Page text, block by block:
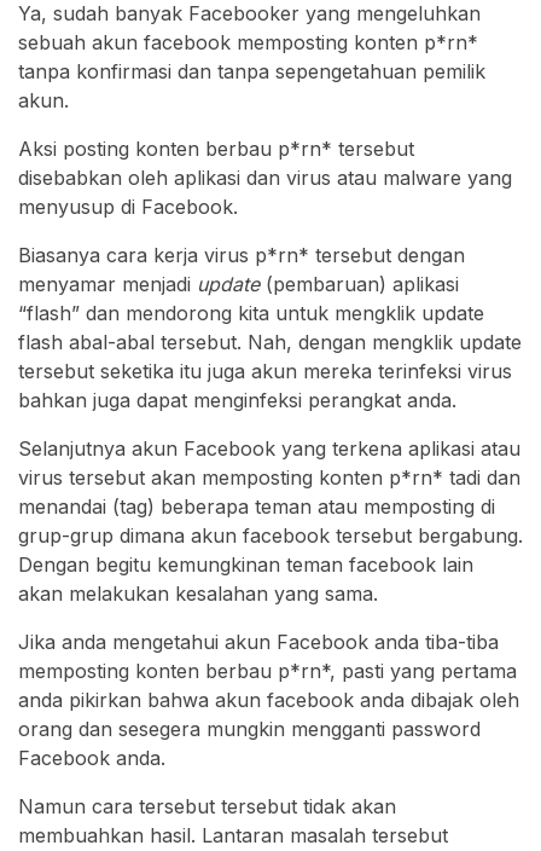
Ya, sudah banyak Facebooker yang mengeluhkan
sebuah akun facebook memposting konten p*rn*
tanpa konfirmasi dan tanpa sepengetahuan pemilik
akun.
Aksi posting konten berbau p*rn* tersebut
disebabkan oleh aplikasi dan virus atau malware yang
menyusup di Facebook.
Biasanya cara kerja virus p*rn* tersebut dengan
menyamar menjadi update(pembaruan) aplikasi
“flash” dan mendorong kita untuk mengklik update
flash abal-abal tersebut. Nah, dengan mengklik update
tersebut seketika itu juga akun mereka terinfeksi virus
bahkan juga dapat menginfeksi perangkat anda.
Selanjutnya akun Facebook yang terkena aplikasi atau
virus tersebut akan memposting konten p*rn* tadi dan
menandai (tag) beberapa teman atau memposting di
grup-grup dimana akun facebook tersebut bergabung.
Dengan begitu kemungkinan teman facebook lain
akan melakukan kesalahan yang sama.
Jika anda mengetahui akun Facebook anda tiba-tiba
memposting konten berbau p*rn*, pasti yang pertama
anda pikirkan bahwa akun facebook anda dibajak oleh
orang dan sesegera mungkin mengganti password
Facebook anda.
Namun cara tersebut tersebut tidak akan
membuahkan hasil. Lantaran masalah tersebut